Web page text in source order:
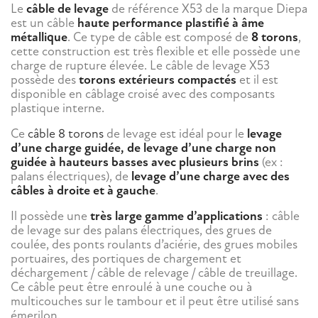
Le câble de levage de référence X53 de la marque Diepa
est un câble haute performance plastifié à âme
métallique. Ce type de câble est composé de 8 torons,
cette construction est très flexible et elle possède une
charge de rupture élevée. Le câble de levage X53
possède destorons extérieurs compactés et il est
disponible en câblage croisé avec des composants
plastique interne.
Ce câble 8 torons de levage est idéal pour le levage
d’une charge guidée, de levage d’une charge non
guidée à hauteurs basses avec plusieurs brins (ex :
palans électriques), de levage d’une charge avec des
câbles à droite et à gauche.
Il possède une très large gamme d’applications : câble
de levage sur des palans électriques, des grues de
coulée, des ponts roulants d’aciérie, des grues mobiles
portuaires, des portiques de chargement et
déchargement / câble de relevage / câble de treuillage.
Ce câble peut être enroulé à une couche ou à
multicouches sur le tambour et il peut être utilisé sans